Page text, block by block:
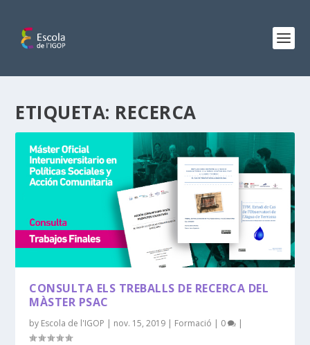
ETIQUETA: RECERCA
CONSULTA ELS TREBALLS DE RECERCA DEL
MÀSTER PSAC
by Escola de l'IGOP | nov. 15, 2019 | Formació | 0 |